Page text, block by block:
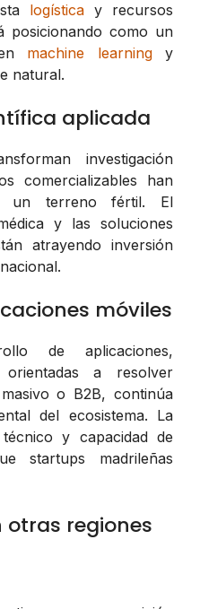
logísticay recursos
posicionando como un
machine learningy
natural.
aplicada
investigación
comercializables han
un terreno fértil. El
y las soluciones
atrayendo inversión
móviles
de aplicaciones,
orientadas a resolver
o B2B, continúa
del ecosistema. La
y capacidad de
startups madrileñas
regiones